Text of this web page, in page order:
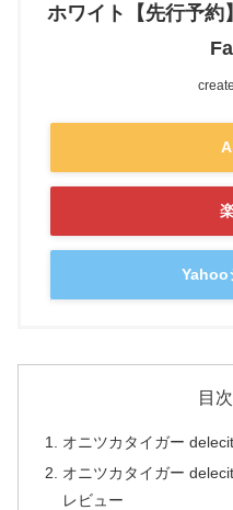
ホワイト【先行予
Yahoo
目次
オニツカタイガー
オニツカタイガー
レビュー